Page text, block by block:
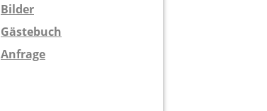
Bilder
Gästebuch
Anfrage